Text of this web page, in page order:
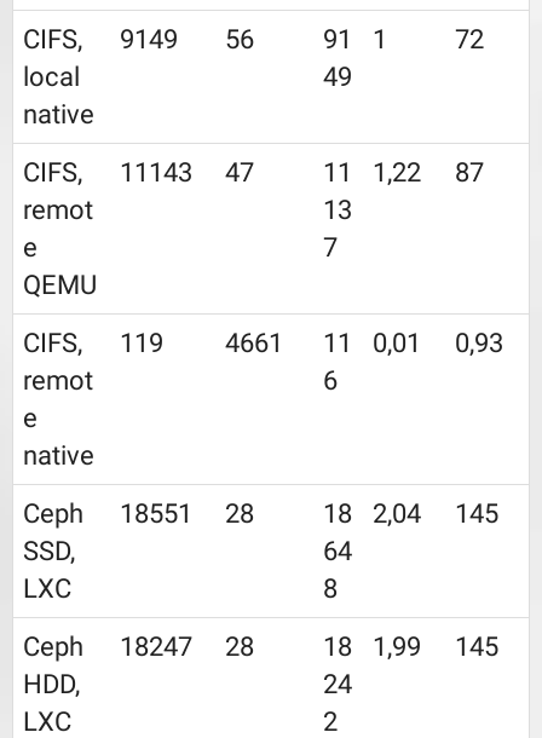
CIFS,
local
native
9149 56
91
49
1 72
CIFS,
remot
e
QEMU
11143 47
11
13
7
1,22 87
CIFS,
remot
e
native
119 4661
11
6
0,01 0,93
Ceph
SSD,
LXC
18551 28
18
64
8
2,04 145
Ceph
HDD,
LXC
18247 28
18
24
2
1,99 145